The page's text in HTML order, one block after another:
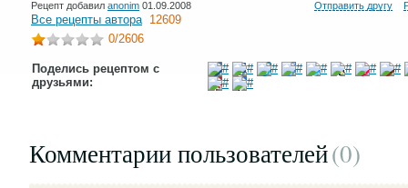
Рецепт добавил anonim 01.09.2008 Отправить другу
Все рецепты автора 12609
0/2606
Поделись рецептом с
друзьями:
Комментарии пользователей(0)